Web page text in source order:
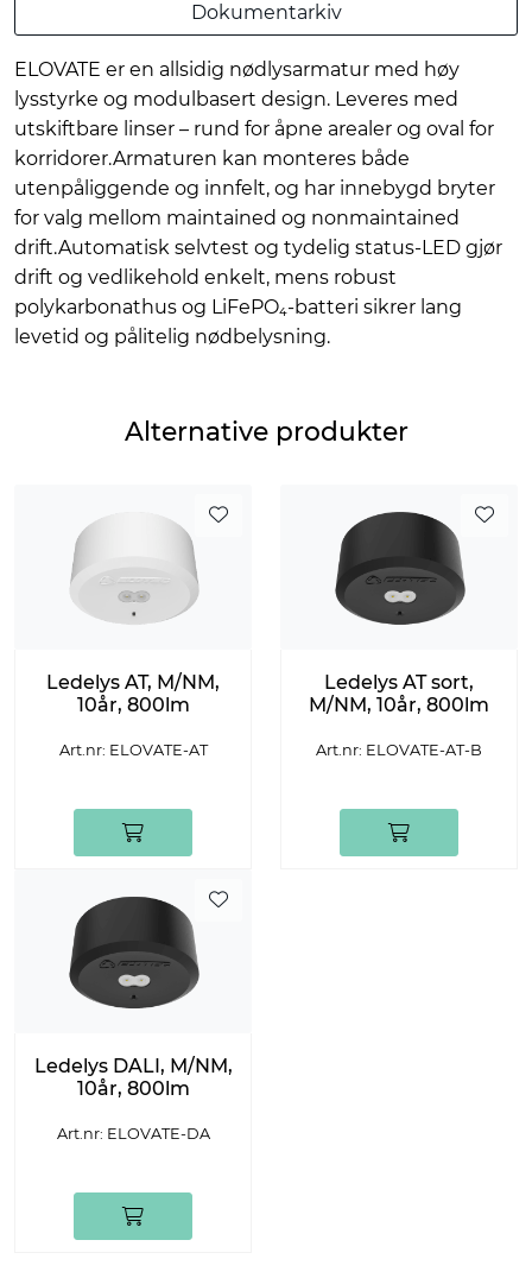
Dokumentarkiv
ELOVATE er en allsidig nødlysarmatur med høy
lysstyrke og modulbasert design. Leveres med
utskiftbare linser – rund for åpne arealer og oval for
korridorer.Armaturen kan monteres både
utenpåliggende og innfelt, og har innebygd bryter
for valg mellom maintained og nonmaintained
drift.Automatisk selvtest og tydelig status-LED gjør
drift og vedlikehold enkelt, mens robust
polykarbonathus og LiFePO₄-batteri sikrer lang
levetid og pålitelig nødbelysning.
Alternative produkter
Ledelys AT, M/NM,
10år, 800lm
Art.nr: ELOVATE-AT
Ledelys AT sort,
M/NM, 10år, 800lm
Art.nr: ELOVATE-AT-B
Ledelys DALI, M/NM,
10år, 800lm
Art.nr: ELOVATE-DA